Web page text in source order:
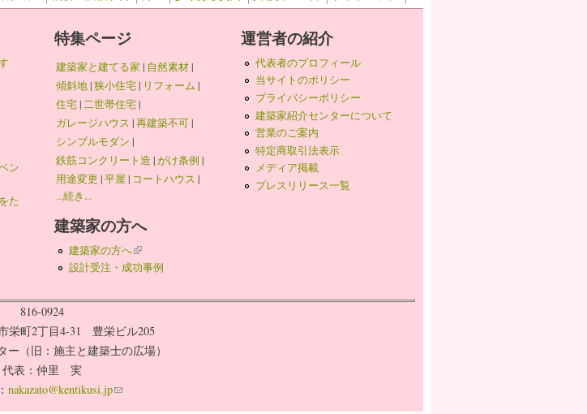
ン
た
特集ページ
建築家と建てる家 | 自然素材|
傾斜地|狭小住宅| リフォーム |
住宅|二世帯住宅|
ガレージハウス |再建築不可|
シンプルモダン |
鉄筋コンクリート造 |がけ条例 |
用途変更 |平屋 | コートハウス |
...続き...
建築家の方へ
建築家の方へ(link is external)
設計受注・成功事例
運営者の紹介
代表者のプロフィール
当サイトのポリシー
プライバシーポリシー
建築家紹介センターについて
営業のご案内
特定商取引法表示
メディア掲載
プレスリリース一覧
816-0924
栄町2丁目4-31 豊栄ビル205
ー（旧：施主と建築士の広場）
代表：仲里 実
nakazato@kentikusi.jp(link sends e-mail)